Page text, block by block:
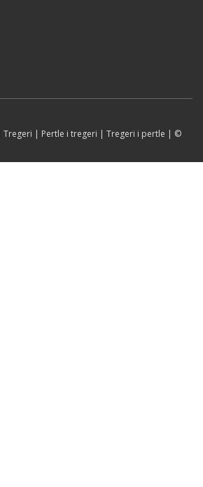
Tregeri | Pertle i tregeri | Tregeri i pertle | ©